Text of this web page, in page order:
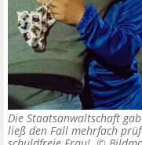
Die Staatsanwaltschaft
ließ den Fall mehrfach